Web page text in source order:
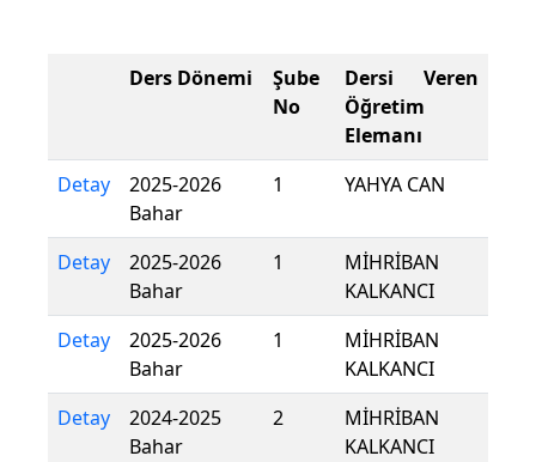
Ders Dönemi
Şube
No
Dersi Veren
Öğretim
Elemanı
Detay
2025-2026
Bahar
1 YAHYA CAN
Detay
2025-2026
Bahar
1
MİHRİBAN
KALKANCI
Detay
2025-2026
Bahar
1
MİHRİBAN
KALKANCI
Detay
2024-2025
Bahar
2
MİHRİBAN
KALKANCI